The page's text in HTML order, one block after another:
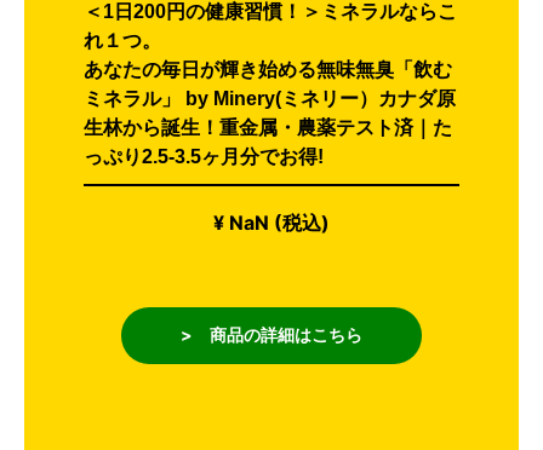
＜1日200円の健康習慣！＞ミネラルならこ
れ１つ。
あなたの毎日が輝き始める無味無臭「飲む
ミネラル」 by Minery(ミネリー）カナダ原
生林から誕生！重金属・農薬テスト済｜た
っぷり2.5-3.5ヶ月分でお得!
¥ NaN (税込)
> 商品の詳細はこちら